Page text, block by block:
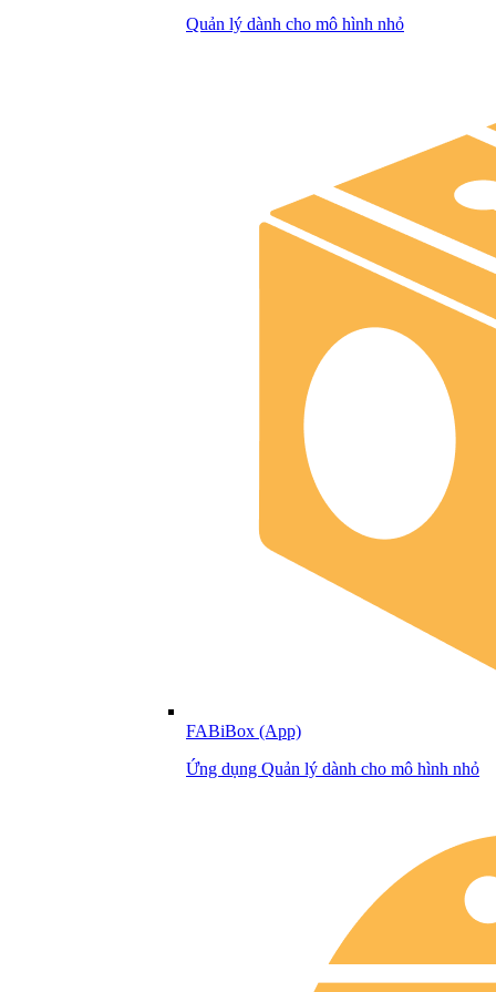
Quản lý dành cho mô hình nhỏ
FABiBox (App)
Ứng dụng Quản lý dành cho mô hình nhỏ